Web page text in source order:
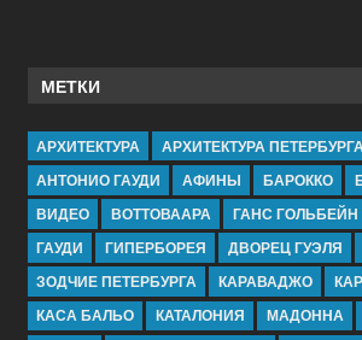
МЕТКИ
АРХИТЕКТУРА
АРХИТЕКТУРА ПЕТЕРБУРГА
АНТОНИО ГАУДИ
АФИНЫ БАРОККО
ВИДЕО
ВОТТОВААРА
ГАНС
ГАУДИ
ГИПЕРБОРЕЯ ДВОРЕЦ ГУЭЛЯ
ЗОДЧИЕ ПЕТЕРБУРГА
КАРАВАДЖО
КАСА БАЛЬО
КАТАЛОНИЯ МАДОННА